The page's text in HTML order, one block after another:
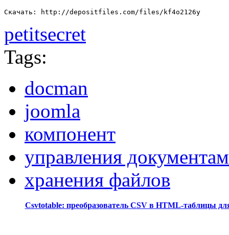
Скачать: http://depositfiles.com/files/kf4o2126y
petitsecret
Tags:
docman
joomla
компонент
управления
хранения файлов
Csvtotable: преобразователь CSV в HTML-таблицы